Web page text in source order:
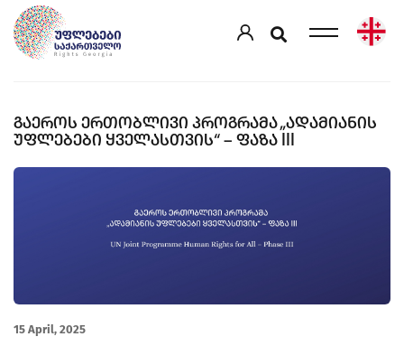
ᲒᲐᲔᲠᲝᲡ ᲔᲠᲗᲝᲑᲚᲘᲕᲘ ᲞᲠᲝᲒᲠᲐᲛᲐ „ᲐᲓᲐᲛᲘᲐᲜᲘᲡ
ᲣᲤᲚᲔᲑᲔᲑᲘ ᲧᲕᲔᲚᲐᲡᲗᲕᲘᲡ“ – ᲤᲐᲖᲐ III
15 April, 2025